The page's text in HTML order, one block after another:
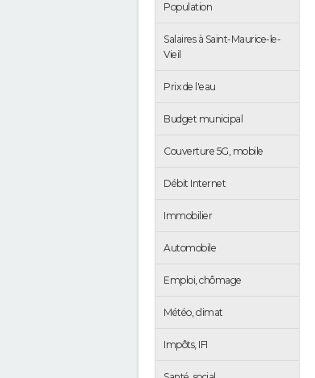
Population
Salaires à Saint-Maurice-le-
Vieil
Prix de l'eau
Budget municipal
Couverture 5G, mobile
Débit Internet
Immobilier
Automobile
Emploi, chômage
Météo, climat
Impôts, IFI